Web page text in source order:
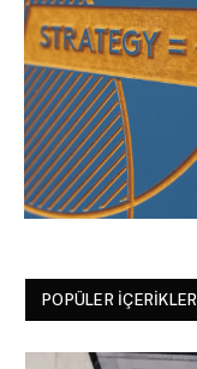
POPÜLER İÇERIKLER